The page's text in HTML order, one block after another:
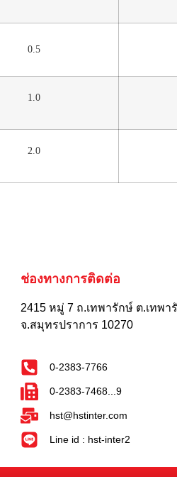
0.5
1.0
2.0
ช่องทางการติดต่อ
2415 หมู่ 7 ถ.เทพารักษ์ ต.เทพา
จ.สมุทรปราการ 10270
0-2383-7766
0-2383-7468...9
hst@hstinter.com
Line id : hst-inter2